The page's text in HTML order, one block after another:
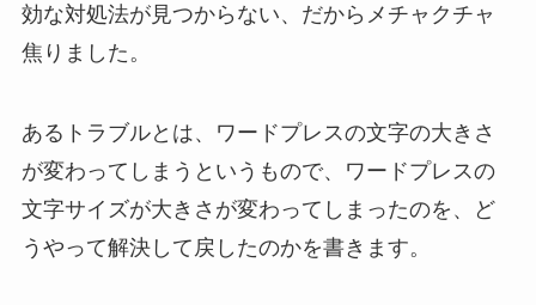
効な対処法が見つからない、だからメチャクチャ
焦りました。
あるトラブルとは、ワードプレスの文字の大きさ
が変わってしまうというもので、ワードプレスの
文字サイズが大きさが変わってしまったのを、ど
うやって解決して戻したのかを書きます。